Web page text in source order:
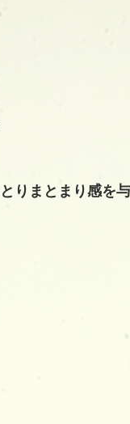
りまとまり感を